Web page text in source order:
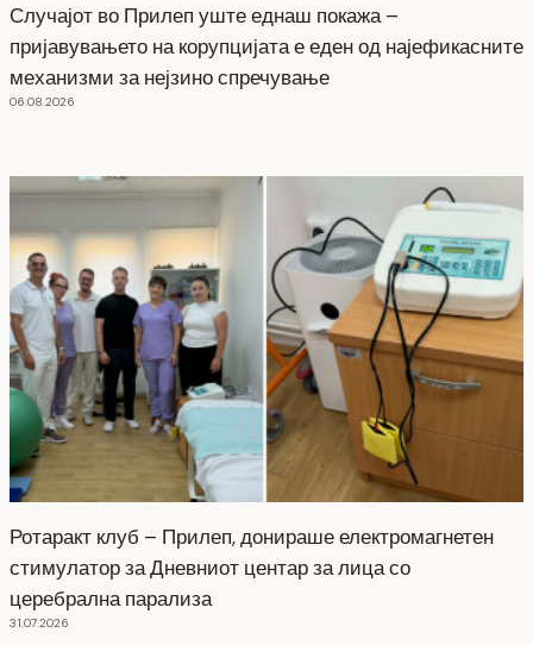
Случајот во Прилеп уште еднаш покажа –
пријавувањето на корупцијата е еден од најефикасните
механизми за нејзино спречување
06.08.2026
Ротаракт клуб – Прилеп, донираше електромагнетен
стимулатор за Дневниот центар за лица со
церебрална парализа
31.07.2026